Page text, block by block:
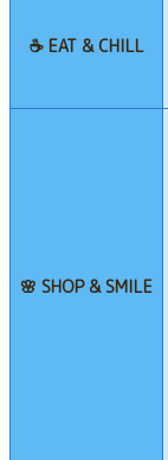
☕️ EAT & CHILL
🌸 SHOP & SMILE